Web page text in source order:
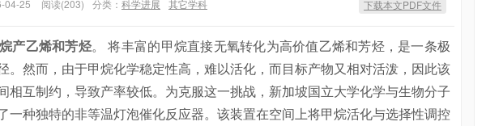
04-25 阅读(203) 分类： 科学进展 其它学科 下载本文PDF文件
产乙烯和芳烃。 将丰富的甲烷直接无氧转化为高价值乙烯和芳烃，是一条极
。然而，由于甲烷化学稳定性高，难以活化，而目标产物又相对活泼，因此该
相互制约，导致产率较低。为克服这一挑战，新加坡国立大学化学与生物分子
一种独特的非等温灯泡催化反应器。该装置在空间上将甲烷活化与选择性调控